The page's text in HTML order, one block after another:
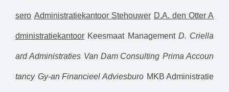
sero Administratiekantoor Stehouwer D.A. den Otter A
dministratiekantoor Keesmaat Management D. Criella
ard Administraties Van Dam Consulting Prima Accoun
tancy Gy-an Financieel Adviesburo MKB Administratie